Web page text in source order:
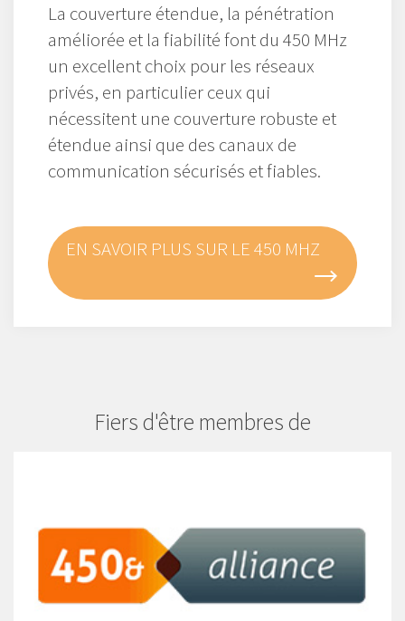
La couverture étendue, la pénétration
améliorée et la fiabilité font du 450 MHz
un excellent choix pour les réseaux
privés, en particulier ceux qui
nécessitent une couverture robuste et
étendue ainsi que des canaux de
communication sécurisés et fiables.
EN SAVOIR PLUS SUR LE 450 MHZ
Fiers d'être membres de